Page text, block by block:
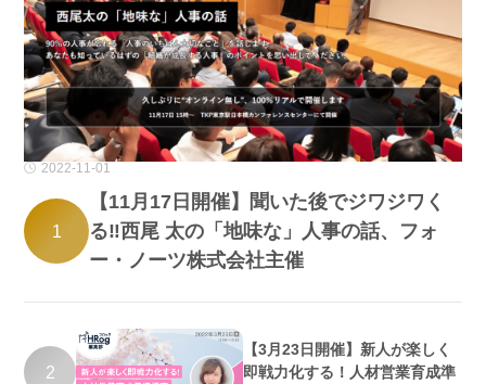
2022-11-01
1
【11月17日開催】聞いた後でジワジワく
る‼西尾 太の「地味な」人事の話、フォ
ー・ノーツ株式会社主催
2
【3月23日開催】新人が楽しく
即戦力化する！人材営業育成準